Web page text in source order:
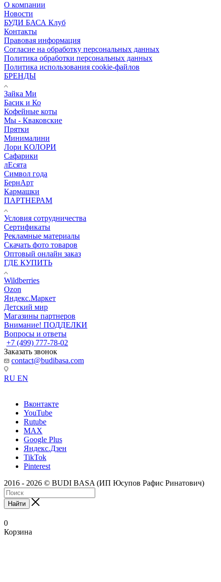
О компании
Новости
БУДИ БАСА Клуб
Контакты
Правовая информация
Согласие на обработку персональных данных
Политика обработки персональных данных
Политика использования cookie-файлов
БРЕНДЫ
Зайка Ми
Басик и Ко
Кофейные коты
Мы - Кваковские
Прятки
Минималини
Лори КОЛОРИ
Сафарики
лЕсята
Символ года
БернАрт
Кармашки
ПАРТНЕРАМ
Условия сотрудничества
Сертификаты
Рекламные материалы
Скачать фото товаров
Оптовый онлайн заказ
ГДЕ КУПИТЬ
Wildberries
Ozon
Яндекс.Маркет
Детский мир
Магазины партнеров
Внимание! ПОДДЕЛКИ
Вопросы и ответы
+7 (499) 777-78-02
Заказать звонок
contact@budibasa.com
RU EN
Вконтакте
YouTube
Rutube
MAX
Google Plus
Яндекс.Дзен
TikTok
Pinterest
2016 - 2026 © BUDI BASA (ИП Юсупов Рафис Ринатович)
Найти
0
Корзина